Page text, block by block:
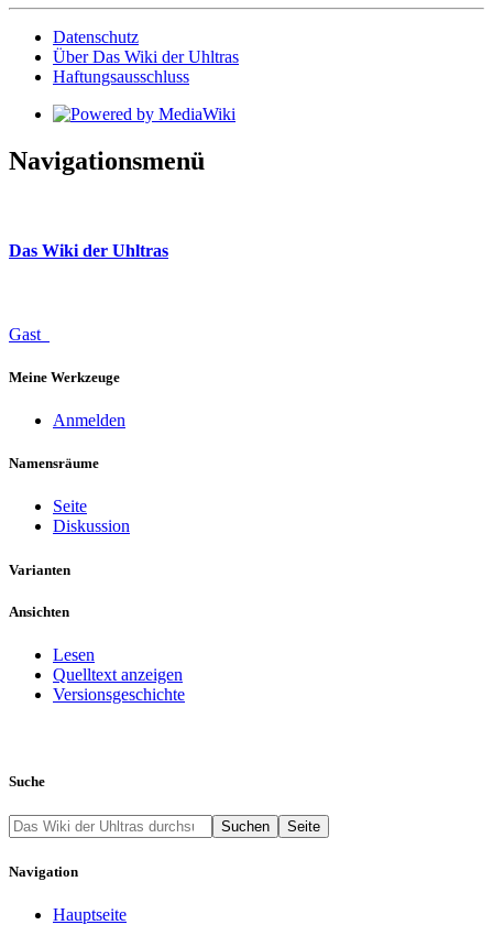
Datenschutz
Über Das Wiki der Uhltras
Haftungsausschluss
Navigationsmenü
Das Wiki der Uhltras
Gast
Meine Werkzeuge
Anmelden
Namensräume
Seite
Diskussion
Varianten
Ansichten
Lesen
Quelltext anzeigen
Versionsgeschichte
Suche
Navigation
Hauptseite